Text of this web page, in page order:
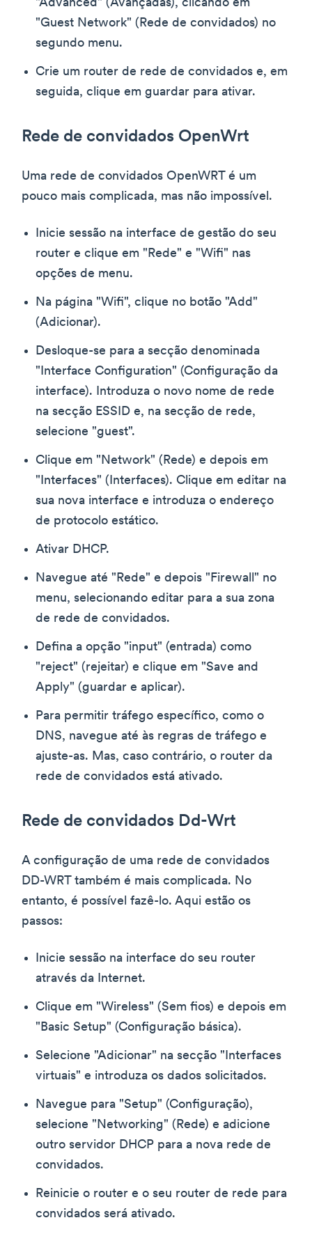
"Advanced" (Avançadas), clicando em
"Guest Network" (Rede de convidados) no
segundo menu.
Crie um router de rede de convidados e, em
seguida, clique em guardar para ativar.
Rede de convidados OpenWrt
Uma rede de convidados OpenWRT é um
pouco mais complicada, mas não impossível.
Inicie sessão na interface de gestão do seu
router e clique em "Rede" e "Wifi" nas
opções de menu.
Na página "Wifi", clique no botão "Add"
(Adicionar).
Desloque-se para a secção denominada
"Interface Configuration" (Configuração da
interface). Introduza o novo nome de rede
na secção ESSID e, na secção de rede,
selecione "guest".
Clique em "Network" (Rede) e depois em
"Interfaces" (Interfaces). Clique em editar na
sua nova interface e introduza o endereço
de protocolo estático.
Ativar DHCP.
Navegue até "Rede" e depois "Firewall" no
menu, selecionando editar para a sua zona
de rede de convidados.
Defina a opção "input" (entrada) como
"reject" (rejeitar) e clique em "Save and
Apply" (guardar e aplicar).
Para permitir tráfego específico, como o
DNS, navegue até às regras de tráfego e
ajuste-as. Mas, caso contrário, o router da
rede de convidados está ativado.
Rede de convidados Dd-Wrt
A configuração de uma rede de convidados
DD-WRT também é mais complicada. No
entanto, é possível fazê-lo. Aqui estão os
passos:
Inicie sessão na interface do seu router
através da Internet.
Clique em "Wireless" (Sem fios) e depois em
"Basic Setup" (Configuração básica).
Selecione "Adicionar" na secção "Interfaces
virtuais" e introduza os dados solicitados.
Navegue para "Setup" (Configuração),
selecione "Networking" (Rede) e adicione
outro servidor DHCP para a nova rede de
convidados.
Reinicie o router e o seu router de rede para
convidados será ativado.